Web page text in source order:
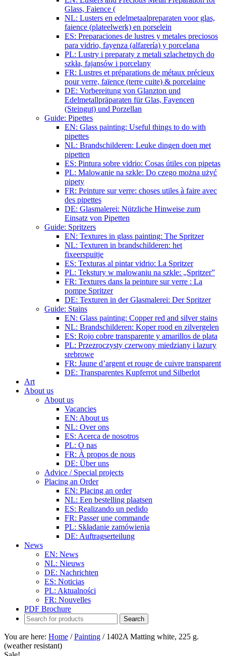
Glass, Faience (
NL: Lusters en edelmetaalpreparaten voor glas,
faience (plateelwerk) en porselein
ES: Preparaciones de lustres y metales preciosos
para vidrio, fayenza (alfarería) y porcelana
PL: Lustry i preparaty z metali szlachetnych do
szkła, fajansów i porcelany
FR: Lustres et préparations de métaux précieux
pour verre, faïence (terre cuite) & porcelaine
DE: Vorbereitung von Glanzton und
Edelmetallpräparaten für Glas, Fayencen
(Steingut) und Porzellan
Guide: Pipettes
EN: Glass painting: Useful things to do with
pipettes
NL: Brandschilderen: Leuke dingen doen met
pipetten
ES: Pintura sobre vidrio: Cosas útiles con pipetas
PL: Malowanie na szkle: Do czego można użyć
pipety
FR: Peinture sur verre: choses utiles à faire avec
des pipettes
DE: Glasmalerei: Nützliche Hinweise zum
Einsatz von Pipetten
Guide: Spritzers
EN: Textures in glass painting: The Spritzer
NL: Texturen in brandschilderen: het
fixeerspuitje
ES: Texturas al pintar vidrio: La Spritzer
PL: Tekstury w malowaniu na szkle: „Spritzer”
FR: Textures dans la peinture sur verre : La
pompe Spritzer
DE: Texturen in der Glasmalerei: Der Spritzer
Guide: Stains
EN: Glass painting: Copper red and silver stains
NL: Brandschilderen: Koper rood en zilvergelen
ES: Rojo cobre transparente y amarillos de plata
PL: Przezroczysty czerwony miedziany i lazury
srebrowe
FR: Jaune d’argent et rouge de cuivre transparent
DE: Transparentes Kupferrot und Silberlot
Art
About us
About us
Vacancies
EN: About us
NL: Over ons
ES: Acerca de nosotros
PL: O nas
FR: À propos de nous
DE: Über uns
Advice / Special projects
Placing an Order
EN: Placing an order
NL: Een bestelling plaatsen
ES: Realizando un pedido
FR: Passer une commande
PL: Składanie zamówienia
DE: Auftragserteilung
News
EN: News
NL: Nieuws
DE: Nachrichten
ES: Noticias
PL: Aktualności
FR: Nouvelles
PDF Brochure
You are here: Home / Painting /1402A Matting white, 225 g.
(weather resistant)